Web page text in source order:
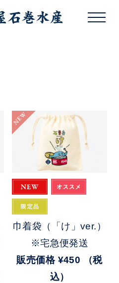
NEW
巾着袋（「け」ver.）
※宅急便発送
販売価格 ¥450
（税
込）